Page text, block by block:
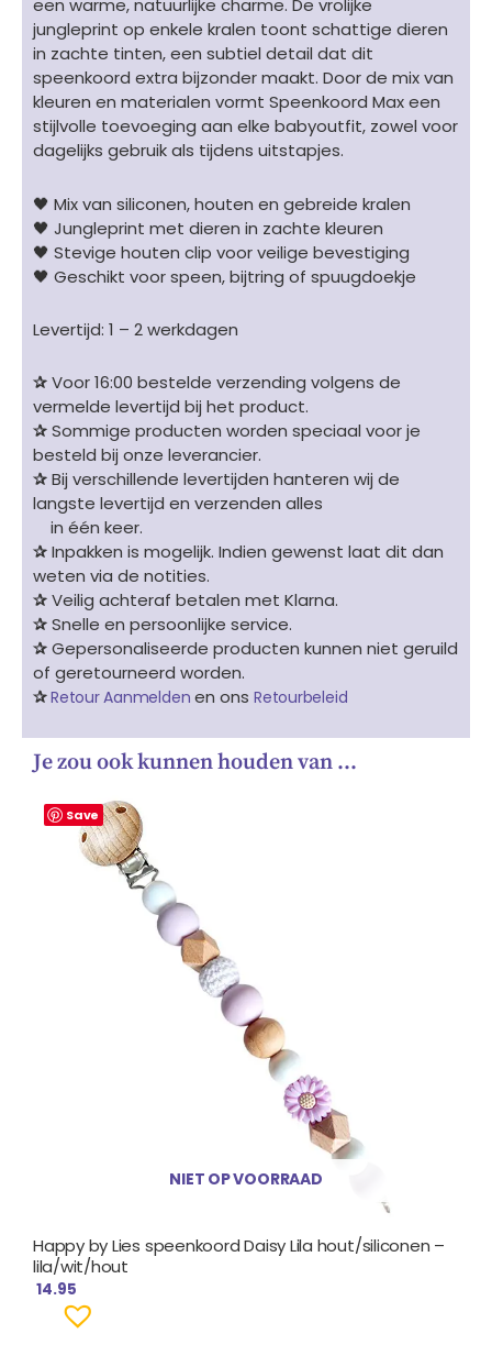
een warme, natuurlijke charme. De vrolijke
jungleprint op enkele kralen toont schattige dieren
in zachte tinten, een subtiel detail dat dit
speenkoord extra bijzonder maakt. Door de mix van
kleuren en materialen vormt Speenkoord Max een
stijlvolle toevoeging aan elke babyoutfit, zowel voor
dagelijks gebruik als tijdens uitstapjes.
🖤 Mix van siliconen, houten en gebreide kralen
🖤 Jungleprint met dieren in zachte kleuren
🖤 Stevige houten clip voor veilige bevestiging
🖤 Geschikt voor speen, bijtring of spuugdoekje
Levertijd: 1 – 2 werkdagen
✰Voor 16:00 bestelde verzending volgens de
vermelde levertijd bij het product.
✰Sommige producten worden speciaal voor je
besteld bij onze leverancier.
✰Bij verschillende levertijden hanteren wij de
langste levertijd en verzenden alles
in één keer.
✰Inpakken is mogelijk. Indien gewenst laat dit dan
weten via de notities.
✰Veilig achteraf betalen met Klarna.
✰Snelle en persoonlijke service.
✰Gepersonaliseerde producten kunnen niet geruild
of geretourneerd worden.
✰Retour Aanmelden en ons Retourbeleid
Je zou ook kunnen houden van …
Save
NIET OP VOORRAAD
Happy by Lies speenkoord Daisy Lila hout/siliconen –
lila/wit/hout
14.95